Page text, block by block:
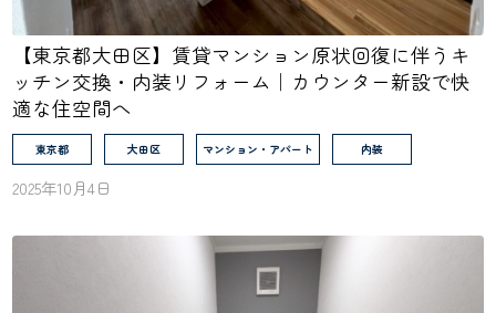
【東京都大田区】賃貸マンション原状回復に伴うキ
ッチン交換・内装リフォーム｜カウンター新設で快
適な住空間へ
東京都 大田区 マンション・アパート 内装
2025年10月4日